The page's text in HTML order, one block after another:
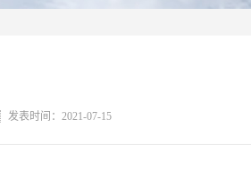
发表时间：2021-07-15